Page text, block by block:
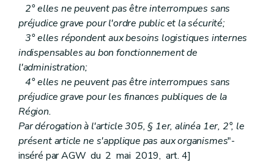
Art.417
Art.418
Section III Dispense de service pour examen de médecine préventive.
Art. 419
Chapitre X
Section première
Art. 420
Art. 421
Art. 423
Art. 424
Section II Disponibilité par retrait d'emploi dans l'intérêt du service
Art. 425
2° elles ne peuvent pas être interrompues sans
préjudice grave pour l'ordre public et la sécurité;
3° elles répondent aux besoins logistiques internes
indispensables au bon fonctionnement de
l'administration;
4° elles ne peuvent pas être interrompues sans
préjudice grave pour les finances publiques de la
Région.
Par dérogation à l'article 305, § 1er, alinéa 1er, 2°, le
présent article ne s'applique pas aux organismes"-
inséré par AGW du 2 mai 2019, art. 4]